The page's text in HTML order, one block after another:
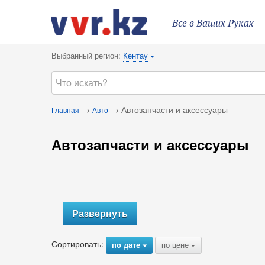
Все в Ваших Руках
Выбранный регион: Кентау {
Главная → Авто → Автозапчасти и аксессуары
Автозапчасти и аксессуары
Развернуть
Сортировать: по дате{ по цене {